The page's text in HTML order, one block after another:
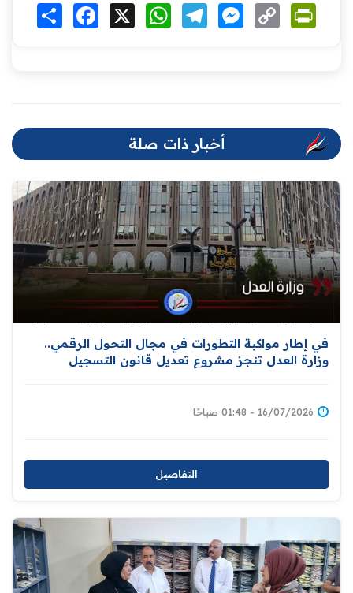
انشر Facebook WhatsAppTelegramMessenger
Copy
Link
أخبار ذات صلة
في إطار مواكبة التطورات في مجال التحول الرقمي..
وزارة العدل تنجز مشروع تعديل قانون التسجيل
16/07/2026 - 01:48 صباحًا
التفاصيل